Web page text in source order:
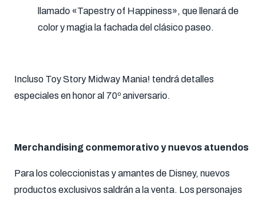
llamado «Tapestry of Happiness», que llenará de
color y magia la fachada del clásico paseo.
Incluso Toy Story Midway Mania! tendrá detalles
especiales en honor al 70º aniversario.
Merchandising conmemorativo y nuevos atuendos
Para los coleccionistas y amantes de Disney, nuevos
productos exclusivos saldrán a la venta. Los personajes